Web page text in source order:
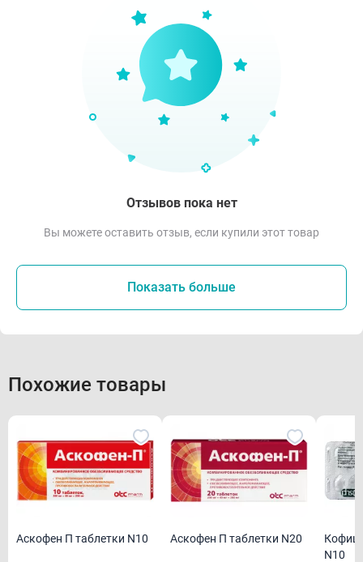
Отзывов пока нет
Вы можете оставить отзыв, если купили этот товар
Показать больше
Похожие товары
Аскофен П таблетки N10 Аскофен П таблетки N20
N10